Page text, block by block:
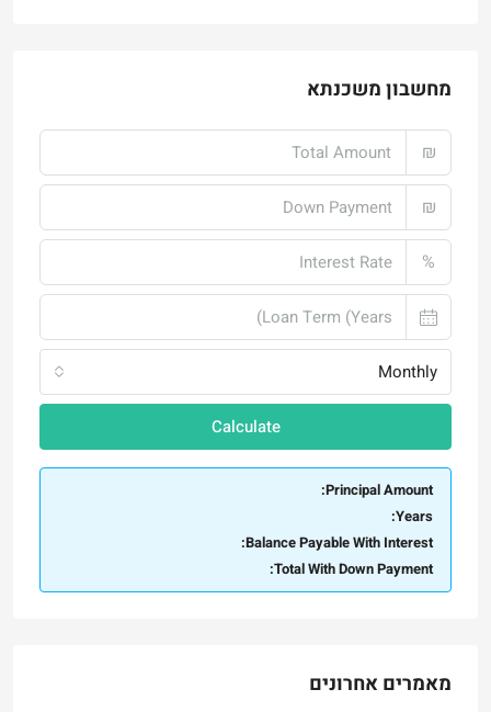
מחשבון משכנתא
₪
₪
%
Monthly
Calculate
Principal Amount:
Years:
Balance Payable With Interest:
Total With Down Payment:
מאמרים אחרונים